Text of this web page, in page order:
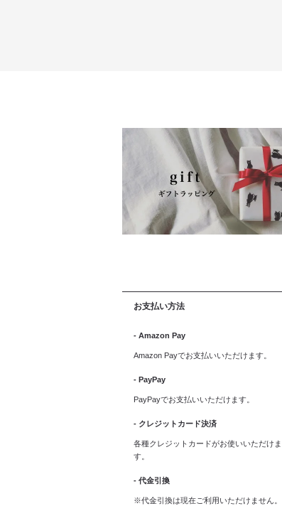
お支払い方法
- Amazon Pay
Amazon Payでお支払いいただけます。
- PayPay
PayPayでお支払いいただけます。
- クレジットカード決済
各種クレジットカードがお使いいただけま
す。
- 代金引換
※代金引換は現在ご利用いただけません。